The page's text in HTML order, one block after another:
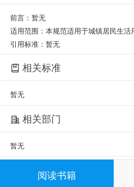
前言：暂无
引用标准：暂无
相关标准
暂无
相关部门
暂无
相关人员
阅读书籍